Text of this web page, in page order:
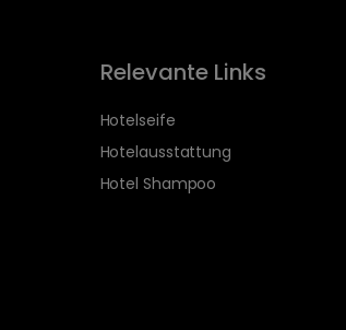
Relevante Links
Hotelseife
Hotelausstattung
Hotel Shampoo